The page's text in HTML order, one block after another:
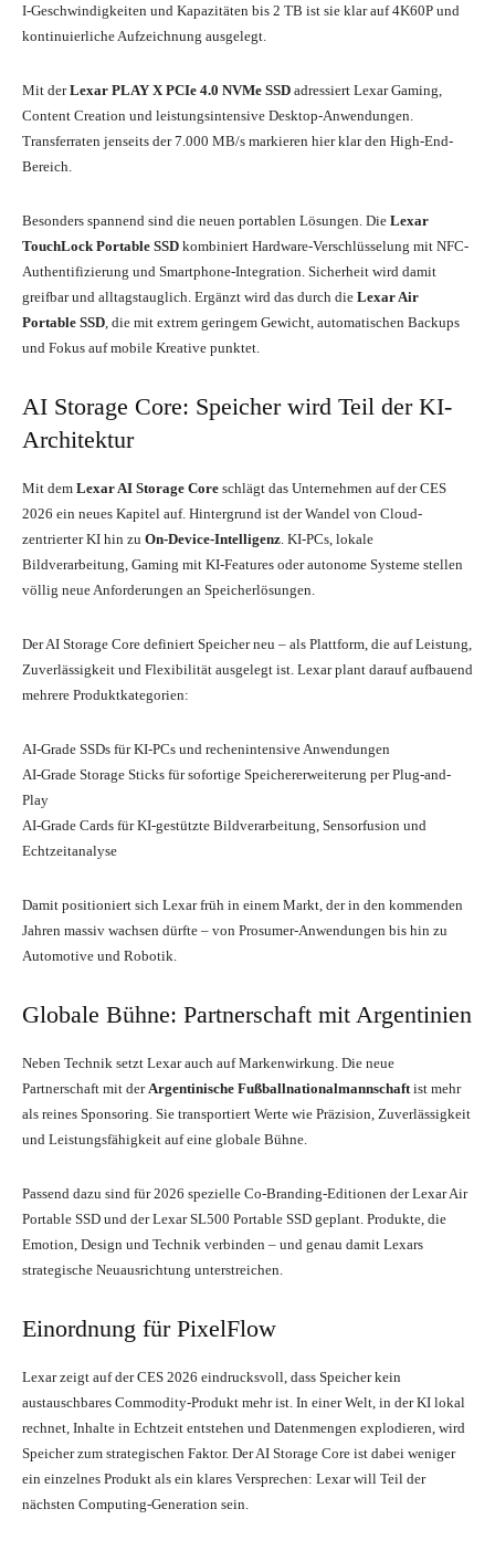
I-Geschwindigkeiten und Kapazitäten bis 2 TB ist sie klar auf 4K60P und
kontinuierliche Aufzeichnung ausgelegt.
Mit derLexar PLAY X PCIe 4.0 NVMe SSD adressiert Lexar Gaming,
Content Creation und leistungsintensive Desktop-Anwendungen.
Transferraten jenseits der 7.000 MB/s markieren hier klar den High-End-
Bereich.
Besonders spannend sind die neuen portablen Lösungen. Die Lexar
TouchLock Portable SSD kombiniert Hardware-Verschlüsselung mit NFC-
Authentifizierung und Smartphone-Integration. Sicherheit wird damit
greifbar und alltagstauglich. Ergänzt wird das durch die Lexar Air
Portable SSD , die mit extrem geringem Gewicht, automatischen Backups
und Fokus auf mobile Kreative punktet.
AI Storage Core: Speicher wird Teil der KI-
Architektur
Mit dem Lexar AI Storage Core schlägt das Unternehmen auf der CES
2026 ein neues Kapitel auf. Hintergrund ist der Wandel von Cloud-
zentrierter KI hin zu On-Device-Intelligenz . KI-PCs, lokale
Bildverarbeitung, Gaming mit KI-Features oder autonome Systeme stellen
völlig neue Anforderungen an Speicherlösungen.
Der AI Storage Core definiert Speicher neu – als Plattform, die auf Leistung,
Zuverlässigkeit und Flexibilität ausgelegt ist. Lexar plant darauf aufbauend
mehrere Produktkategorien:
AI-Grade SSDs für KI-PCs und rechenintensive Anwendungen
AI-Grade Storage Sticks für sofortige Speichererweiterung per Plug-and-
Play
AI-Grade Cards für KI-gestützte Bildverarbeitung, Sensorfusion und
Echtzeitanalyse
Damit positioniert sich Lexar früh in einem Markt, der in den kommenden
Jahren massiv wachsen dürfte – von Prosumer-Anwendungen bis hin zu
Automotive und Robotik.
Globale Bühne: Partnerschaft mit Argentinien
Neben Technik setzt Lexar auch auf Markenwirkung. Die neue
Partnerschaft mit der Argentinische Fußballnationalmannschaft ist mehr
als reines Sponsoring. Sie transportiert Werte wie Präzision, Zuverlässigkeit
und Leistungsfähigkeit auf eine globale Bühne.
Passend dazu sind für 2026 spezielle Co-Branding-Editionen der Lexar Air
Portable SSD und der Lexar SL500 Portable SSD geplant. Produkte, die
Emotion, Design und Technik verbinden – und genau damit Lexars
strategische Neuausrichtung unterstreichen.
Einordnung für PixelFlow
Lexar zeigt auf der CES 2026 eindrucksvoll, dass Speicher kein
austauschbares Commodity-Produkt mehr ist. In einer Welt, in der KI lokal
rechnet, Inhalte in Echtzeit entstehen und Datenmengen explodieren, wird
Speicher zum strategischen Faktor. Der AI Storage Core ist dabei weniger
ein einzelnes Produkt als ein klares Versprechen: Lexar will Teil der
nächsten Computing-Generation sein.